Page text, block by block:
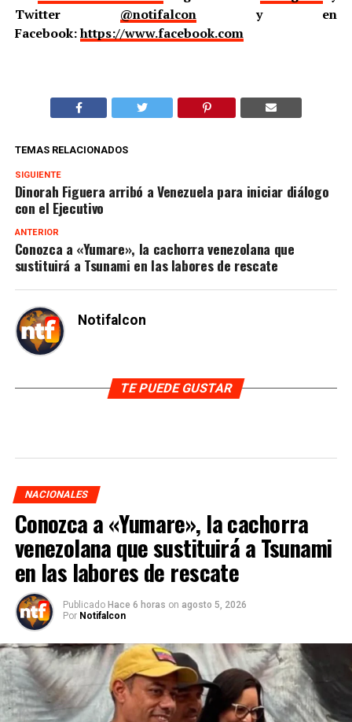
Twitter @notifalcony en
Facebook:https://www.facebook.com
TEMAS RELACIONADOS
SIGUIENTE
Dinorah Figuera arribó a Venezuela para iniciar diálogo
con el Ejecutivo
ANTERIOR
Conozca a «Yumare», la cachorra venezolana que
sustituirá a Tsunami en las labores de rescate
Notifalcon
TE PUEDE GUSTAR
NACIONALES
Conozca a «Yumare», la cachorra
venezolana que sustituirá a Tsunami
en las labores de rescate
Publicado Hace 6 horas on agosto 5, 2026
Por Notifalcon